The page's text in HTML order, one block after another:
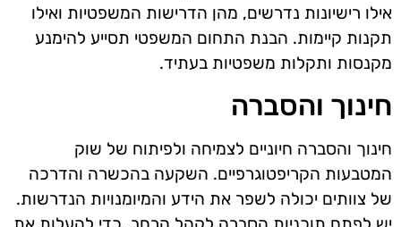
אילו רישיונות נדרשים, מהן הדרישות המשפטיות ואילו
תקנות קיימות. הבנת התחום המשפטי תסייע להימנע
מקנסות ותקלות משפטיות בעתיד.
חינוך והסברה
חינוך והסברה חיוניים לצמיחה ולפיתוח של שוק
המטבעות הקריפטוגרפיים. השקעה בהכשרה והדרכה
של צוותים יכולה לשפר את הידע והמיומנויות הנדרשות.